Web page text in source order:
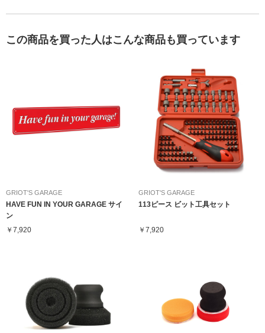
この商品を買った人はこんな商品も買っています
GRIOT'S GARAGE
HAVE FUN IN YOUR GARAGE サイ
ン
￥7,920
GRIOT'S GARAGE
113ピース ビット工具セット
￥7,920